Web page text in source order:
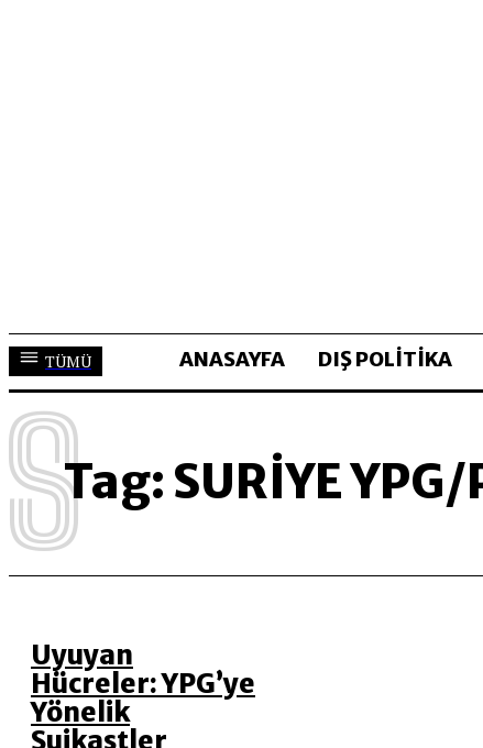
TÜMÜ ANASAYFA DIŞ POLİTİKA
Tag: SURIYE YPG/
S
Uyuyan
Hücreler: YPG’ye
Yönelik
Suikastler